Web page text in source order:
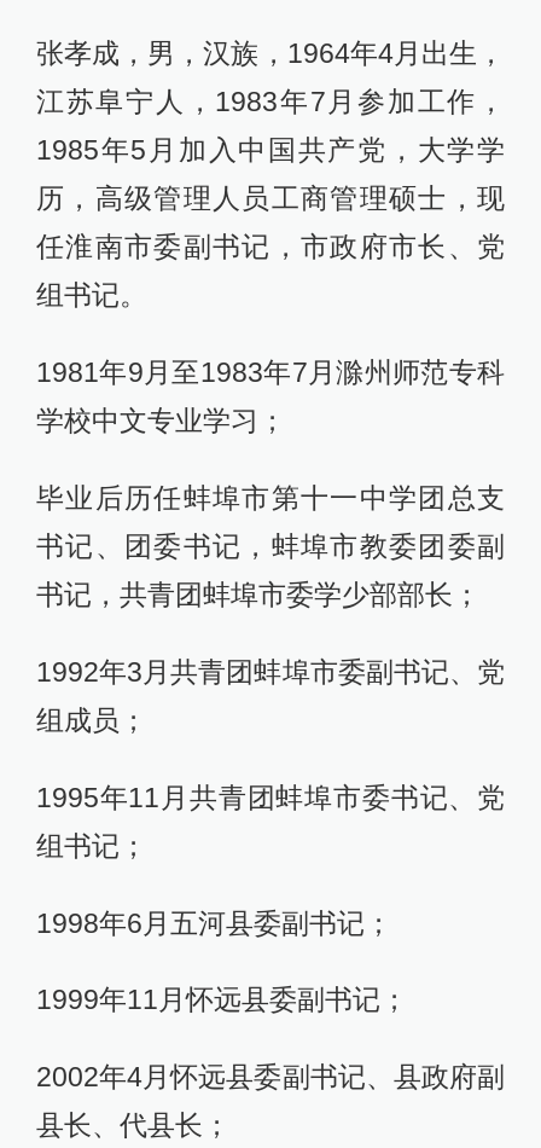
张孝成，男，汉族，1964年4月出生，
江苏阜宁人，1983年7月参加工作，
1985年5月加入中国共产党，大学学
历，高级管理人员工商管理硕士，现
任淮南市委副书记，市政府市长、党
组书记。
1981年9月至1983年7月滁州师范专科
学校中文专业学习；
毕业后历任蚌埠市第十一中学团总支
书记、团委书记，蚌埠市教委团委副
书记，共青团蚌埠市委学少部部长；
1992年3月共青团蚌埠市委副书记、党
组成员；
1995年11月共青团蚌埠市委书记、党
组书记；
1998年6月五河县委副书记；
1999年11月怀远县委副书记；
2002年4月怀远县委副书记、县政府副
县长、代县长；